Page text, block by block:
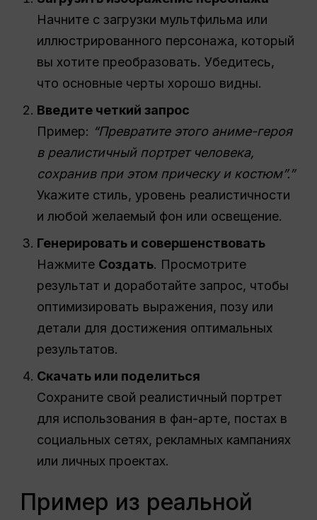
Начните с загрузки мультфильма или
иллюстрированного персонажа, который
вы хотите преобразовать. Убедитесь,
что основные черты хорошо видны.
Введите четкий запрос
Пример: “Превратите этого аниме-героя
в реалистичный портрет человека,
сохранив при этом прическу и костюм”.”
Укажите стиль, уровень реалистичности
и любой желаемый фон или освещение.
Генерировать и совершенствовать
Нажмите Создать. Просмотрите
результат и доработайте запрос, чтобы
оптимизировать выражения, позу или
детали для достижения оптимальных
результатов.
Скачать или поделиться
Сохраните свой реалистичный портрет
для использования в фан-арте, постах в
социальных сетях, рекламных кампаниях
или личных проектах.
Пример из реальной